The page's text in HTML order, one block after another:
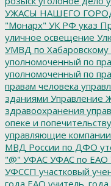
УЖАСЫ НАШЕГО
"Монарх" УК РФ указ
уличное освещение
УМВД по Хабаровскому
уполномоченный по
уполномоченный по
правам человека
зданиями Управление
здравоохранения
опеке и попечительству
управляющие компании
МВД России по ДФО
"@" УФАС УФАС по ЕАО
УФССП участковый
года ЕАО учитель_года